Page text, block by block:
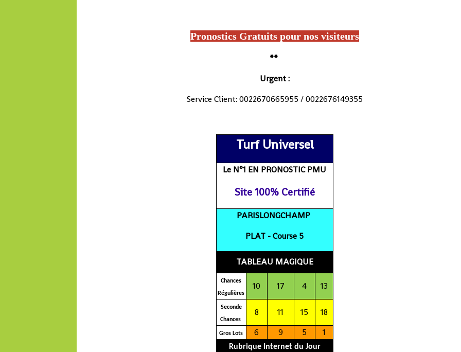
Pronostics Gratuitspour nos visiteurs
**
Urgent :
Service Client: 0022670665955 / 0022676149355
Turf Universel
Le N°1 EN PRONOSTIC PMU
Site 100% Certifié
PARISLONGCHAMP
PLAT - Course 5
TABLEAU MAGIQUE
Chances
Régulières
10 17 4 13
Seconde
Chances
8 11 15 18
Gros Lots 6 9 5 1
Rubrique Internet du Jour